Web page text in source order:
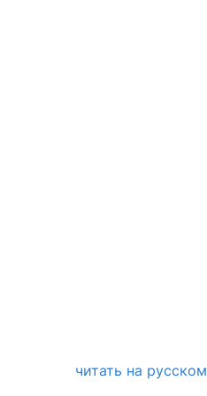
читать на русском